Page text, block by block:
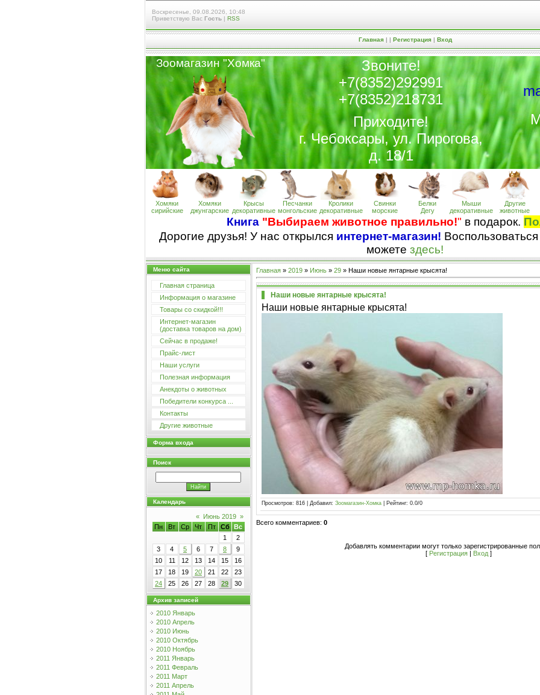
Воскресенье, 09.08.2026, 10:48
Приветствую Вас Гость| RSS
Главная| | Регистрация| Вход
Зоомагазин "Хомка"
Звоните!
+7(8352)292991
+7(8352)218731
Приходите!
г. Чебоксары, ул. Пирогова,
д. 18/1
Хомяки
сирийские
Хомяки
джунгарские
Крысы
декоративные
Песчанки
монгольские
Кролики
декоративные
Свинки
морские
Белки
Дегу
Мыши
декоративные
Другие
животные
Книга "Выбираем животное правильно!" в подарок.
Дорогие друзья! У нас открылся интернет-магазин!
можете здесь!
Меню сайта
Главная страница
Информация о магазине
Товары со скидкой!!!
Интернет-магазин
(доставка товаров на дом)
Сейчас в продаже!
Прайс-лист
Наши услуги
Полезная информация
Анекдоты о животных
Победители конкурса ...
Контакты
Другие животные
Форма входа
Поиск
Календарь
« Июнь 2019 »
Пн
Вт Ср Чт Пт Сб
Вс
1
2
3
4 5 6 7 8
9
10
11 12 13 14 15
16
17
18 19 20 21 22
23
24
25 26 27 28 29 30
Архив записей
2010 Январь
2010 Апрель
2010 Июнь
2010 Октябрь
2010 Ноябрь
2011 Январь
2011 Февраль
2011 Март
2011 Апрель
Главная» 2019 » Июнь » 29» Наши новые янтарные крысята!
Наши новые янтарные крысята!
Наши новые янтарные крысята!
Просмотров: 816| Добавил: Зоомагазин-Хомка Рейтинг: 0.0/0
Всего комментариев: 0
Добавлять комментарии могут только зарегистрированные
[ Регистрация | Вход ]